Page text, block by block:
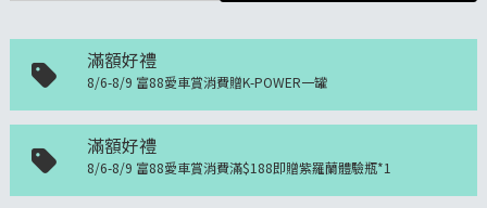
滿額好禮
8/6-8/9 富88愛車賞消費贈K-POWER一罐
滿額好禮
8/6-8/9 富88愛車賞消費滿$188即贈紫羅蘭體驗瓶*1